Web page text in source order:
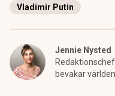
Vladimir Putin
Jennie Nysted
bevakar